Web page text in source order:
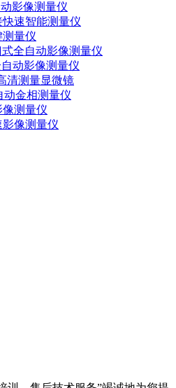
影像测量仪
速智能测量仪
量仪
全自动影像测量仪
动影像测量仪
清测量显微镜
金相测量仪
测量仪
像测量仪